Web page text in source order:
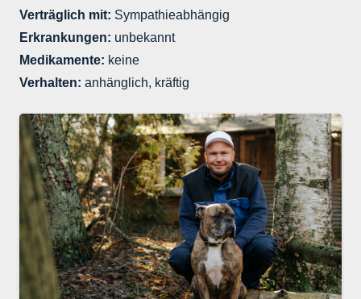
Verträglich mit: Sympathieabhängig
Erkrankungen: unbekannt
Medikamente: keine
Verhalten: anhänglich, kräftig